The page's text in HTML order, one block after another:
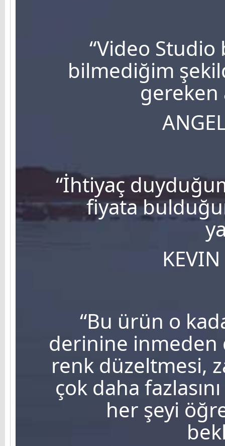
“Video
bilmediğim
gereken
“İhtiyaç
fiyata
“Bu ürün o
derinine inmeden
renk düzeltmesi,
çok daha
her şeyi